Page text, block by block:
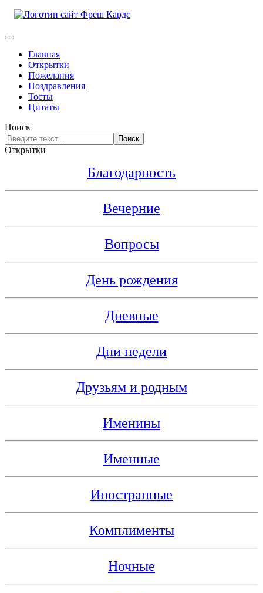
Главная
Открытки
Пожелания
Поздравления
Тосты
Цитаты
Поиск
Поиск
Открытки
Благодарность
Вечерние
Вопросы
День рождения
Дневные
Дни недели
Друзьям и родным
Именины
Именные
Иностранные
Комплименты
Ночные